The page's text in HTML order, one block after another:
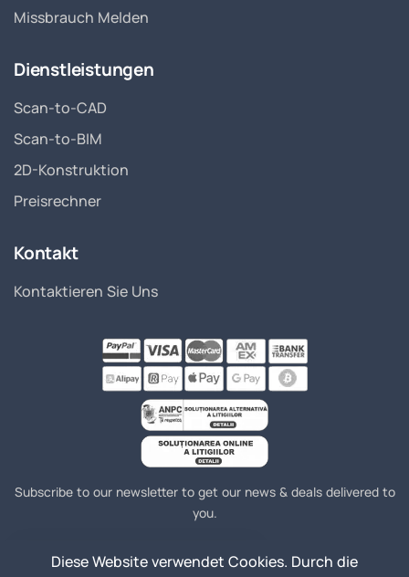
Missbrauch Melden
Dienstleistungen
Scan-to-CAD
Scan-to-BIM
2D-Konstruktion
Preisrechner
Kontakt
Kontaktieren Sie Uns
Subscribe to our newsletter to get our news & deals delivered to
you.
Email Address Join
Diese Website verwendet Cookies. Durch die